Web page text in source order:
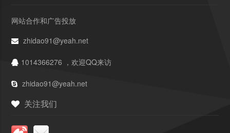
网站合作和广告投放
zhidao91@yeah.net
1014366276 ，欢迎QQ来访
zhidao91@yeah.net
关注我们